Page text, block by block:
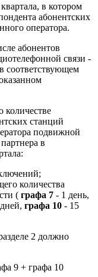
в котором
абонентских
оператора.
абонентов
связи -
соответствующем
количестве
станций
подвижной
в
количества
( графа 7 - 1 день,
графа 10 - 15
2 должно
9 + графа 10